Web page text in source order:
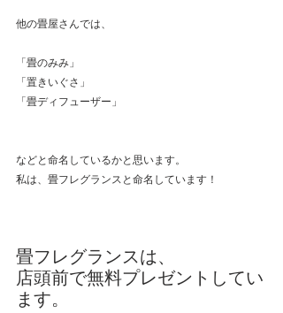
他の畳屋さんでは、
「畳のみみ」
「置きいぐさ」
「畳ディフューザー」
などと命名しているかと思います。
私は、畳フレグランスと命名しています！
畳フレグランスは、
店頭前で無料プレゼントしてい
ます。